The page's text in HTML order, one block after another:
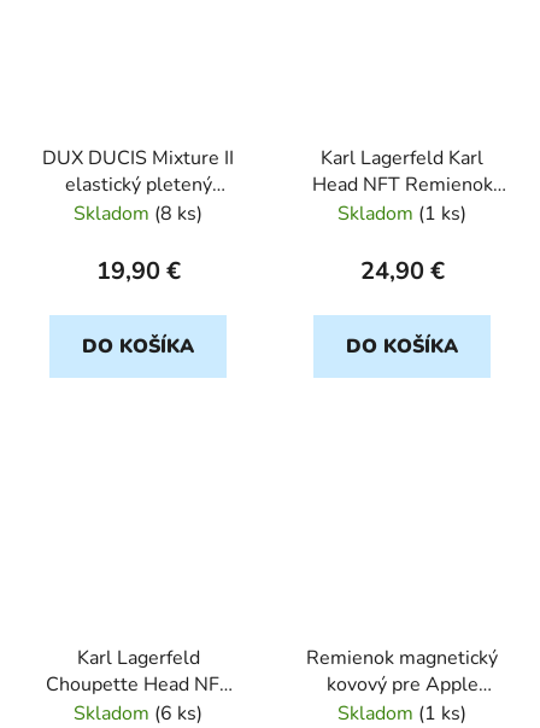
DUX DUCIS Mixture II
elastický pletený
remienok pre Apple
dúhový
Skladom (8 ks)
19,90 €
DO KOŠÍKA
Karl Lagerfeld Karl
Head NFT Remienok
pre Apple Watch
Skladom (1 ks)
24,90 €
DO KOŠÍKA
Karl Lagerfeld
Choupette Head NFT
Remienok pre Apple
Skladom (6 ks)
Remienok magnetický
kovový pre Apple
Watch 38/40/41mm
Skladom (1 ks)